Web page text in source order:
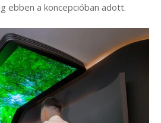
ebben a koncepcióban adott.